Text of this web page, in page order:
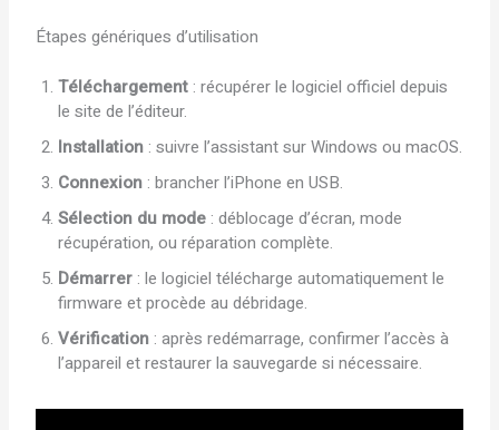
Étapes génériques d’utilisation
Téléchargement : récupérer le logiciel officiel depuis
le site de l’éditeur.
Installation : suivre l’assistant sur Windows ou macOS.
Connexion : brancher l’iPhone en USB.
Sélection du mode : déblocage d’écran, mode
récupération, ou réparation complète.
Démarrer : le logiciel télécharge automatiquement le
firmware et procède au débridage.
Vérification : après redémarrage, confirmer l’accès à
l’appareil et restaurer la sauvegarde si nécessaire.